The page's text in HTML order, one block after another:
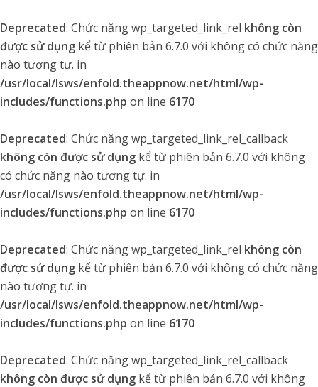
Deprecated: Chức năng wp_targeted_link_rel không còn
được sử dụng kể từ phiên bản 6.7.0 với không có chức năng
nào tương tự. in
/usr/local/lsws/enfold.theappnow.net/html/wp-
includes/functions.php on line 6170
Deprecated: Chức năng wp_targeted_link_rel_callback
không còn được sử dụng kể từ phiên bản 6.7.0 với không
có chức năng nào tương tự. in
/usr/local/lsws/enfold.theappnow.net/html/wp-
includes/functions.php on line 6170
Deprecated: Chức năng wp_targeted_link_rel không còn
được sử dụng kể từ phiên bản 6.7.0 với không có chức năng
nào tương tự. in
/usr/local/lsws/enfold.theappnow.net/html/wp-
includes/functions.php on line 6170
Deprecated: Chức năng wp_targeted_link_rel_callback
không còn được sử dụng kể từ phiên bản 6.7.0 với không